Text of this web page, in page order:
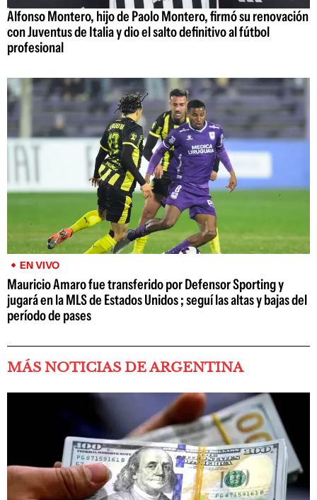
Alfonso Montero, hijo de Paolo Montero, firmó su renovación
con Juventus de Italia y dio el salto definitivo al fútbol
profesional
EN VIVO
Mauricio Amaro fue transferido por Defensor Sporting y
jugará en la MLS de Estados Unidos ; seguí las altas y bajas del
período de pases
MÁS NOTICIAS DE ARGENTINA